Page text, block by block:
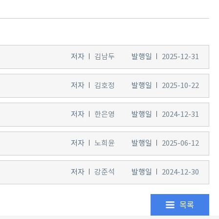
저자 김남두 발행일 2025-12-31
저자 김호정 발행일 2025-10-22
저자 한은영 발행일 2024-12-31
저자 노희윤 발행일 2025-06-12
저자 강준석 발행일 2024-12-30
목록